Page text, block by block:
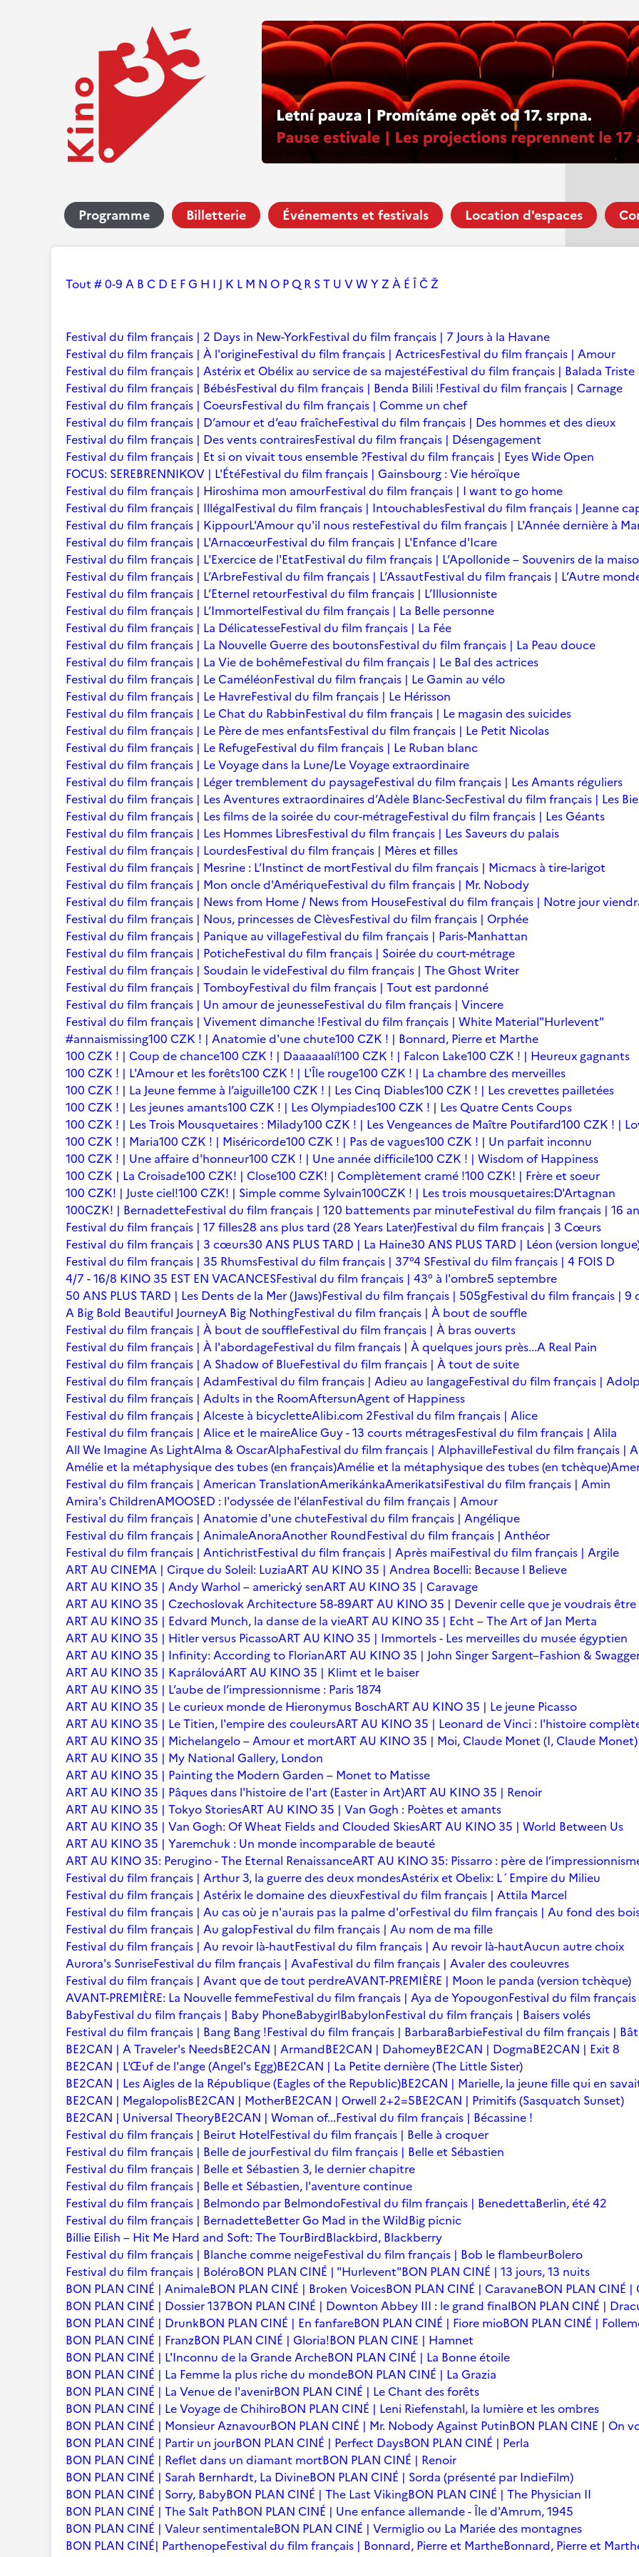
Programme Billetterie Événements et festivals Location d'espaces
Tout # 0-9 A B C D E FG H I J K L M N O PQ R ST U VW YZ À É ÎČŽ
Festival du film français | 2 Days in New-YorkFestival du film français | 7 Jours à la Havane
Festival du film français | À l'origineFestival du film français | ActricesFestival du film français | Amour
Festival du film français | Astérix et Obélix au service de sa majestéFestival du film français | Balada Triste
Festival du film français | BébésFestival du film français | Benda Bilili !Festival du film français | Carnage
Festival du film français | CoeursFestival du film français | Comme un chef
Festival du film français | D’amour et d’eau fraîcheFestival du film français | Des hommes et des dieux
Festival du film français | Des vents contrairesFestival du film français | Désengagement
Festival du film français | Et si on vivait tous ensemble ?Festival du film français | Eyes Wide Open
FOCUS: SEREBRENNIKOV | L'ÉtéFestival du film français | Gainsbourg : Vie héroïque
Festival du film français | Hiroshima mon amourFestival du film français | I want to go home
Festival du film français | IllégalFestival du film français | IntouchablesFestival du film français | Jeanne
Festival du film français | KippourL'Amour qu'il nous resteFestival du film français | L'Année dernière à
Festival du film français | L'ArnacœurFestival du film français | L'Enfance d'Icare
Festival du film français | L'Exercice de l'EtatFestival du film français | L’Apollonide – Souvenirs de la
Festival du film français | L’ArbreFestival du film français | L’AssautFestival du film français | L’Autre
Festival du film français | L’Eternel retourFestival du film français | L’Illusionniste
Festival du film français | L’ImmortelFestival du film français | La Belle personne
Festival du film français | La DélicatesseFestival du film français | La Fée
Festival du film français | La Nouvelle Guerre des boutonsFestival du film français | La Peau douce
Festival du film français | La Vie de bohêmeFestival du film français | Le Bal des actrices
Festival du film français | Le CaméléonFestival du film français | Le Gamin au vélo
Festival du film français | Le HavreFestival du film français | Le Hérisson
Festival du film français | Le Chat du RabbinFestival du film français | Le magasin des suicides
Festival du film français | Le Père de mes enfantsFestival du film français | Le Petit Nicolas
Festival du film français | Le RefugeFestival du film français | Le Ruban blanc
Festival du film français | Le Voyage dans la Lune/Le Voyage extraordinaire
Festival du film français | Léger tremblement du paysageFestival du film français | Les Amants réguliers
Festival du film français | Les Aventures extraordinaires d’Adèle Blanc-SecFestival du film français | Les
Festival du film français | Les films de la soirée du cour-métrageFestival du film français | Les Géants
Festival du film français | Les Hommes LibresFestival du film français | Les Saveurs du palais
Festival du film français | LourdesFestival du film français | Mères et filles
Festival du film français | Mesrine : L’Instinct de mortFestival du film français | Micmacs à tire-larigot
Festival du film français | Mon oncle d'AmériqueFestival du film français | Mr. Nobody
Festival du film français | News from Home / News from HouseFestival du film français | Notre jour
Festival du film français | Nous, princesses de ClèvesFestival du film français | Orphée
Festival du film français | Panique au villageFestival du film français | Paris-Manhattan
Festival du film français | PoticheFestival du film français | Soirée du court-métrage
Festival du film français | Soudain le videFestival du film français | The Ghost Writer
Festival du film français | TomboyFestival du film français | Tout est pardonné
Festival du film français | Un amour de jeunesseFestival du film français | Vincere
Festival du film français | Vivement dimanche !Festival du film français | White Material"Hurlevent"
#annaismissing100 CZK ! | Anatomie d'une chute100 CZK ! | Bonnard, Pierre et Marthe
100 CZK ! | Coup de chance100 CZK ! | Daaaaaalí!100 CZK ! | Falcon Lake100 CZK ! | Heureux gagnants
100 CZK ! | L'Amour et les forêts100 CZK ! | L'Île rouge100 CZK ! | La chambre des merveilles
100 CZK ! | La Jeune femme à l’aiguille100 CZK ! | Les Cinq Diables100 CZK ! | Les crevettes pailletées
100 CZK ! | Les jeunes amants100 CZK ! | Les Olympiades100 CZK ! | Les Quatre Cents Coups
100 CZK ! | Les Trois Mousquetaires : Milady100 CZK ! | Les Vengeances de Maître Poutifard100 CZK ! |
100 CZK ! | Maria100 CZK ! | Miséricorde100 CZK ! | Pas de vagues100 CZK ! | Un parfait inconnu
100 CZK ! | Une affaire d'honneur100 CZK ! | Une année difficile100 CZK ! | Wisdom of Happiness
100 CZK | La Croisade100 CZK! | Close100 CZK! | Complètement cramé !100 CZK! | Frère et soeur
100 CZK! | Juste ciel!100 CZK! | Simple comme Sylvain100CZK ! | Les trois mousquetaires:D'Artagnan
100CZK! | BernadetteFestival du film français | 120 battements par minuteFestival du film français | 16
Festival du film français | 17 filles28 ans plus tard (28 Years Later)Festival du film français | 3 Cœurs
Festival du film français | 3 cœurs30 ANS PLUS TARD | La Haine30 ANS PLUS TARD | Léon (version
Festival du film français | 35 RhumsFestival du film français | 37°4 SFestival du film français | 4 FOIS D
4/7 - 16/8 KINO 35 EST EN VACANCESFestival du film français | 43° à l'ombre5 septembre
50 ANS PLUS TARD | Les Dents de la Mer (Jaws)Festival du film français | 505gFestival du film français | 9
A Big Bold Beautiful JourneyA Big NothingFestival du film français | À bout de souffle
Festival du film français | À bout de souffleFestival du film français | À bras ouverts
Festival du film français | À l'abordageFestival du film français | À quelques jours près...A Real Pain
Festival du film français | A Shadow of BlueFestival du film français | À tout de suite
Festival du film français | AdamFestival du film français | Adieu au langageFestival du film français |
Festival du film français | Adults in the RoomAftersunAgent of Happiness
Festival du film français | Alceste à bicycletteAlibi.com 2Festival du film français | Alice
Festival du film français | Alice et le maireAlice Guy - 13 courts métragesFestival du film français | Alila
All We Imagine As LightAlma & OscarAlphaFestival du film français | AlphavilleFestival du film français |
Amélie et la métaphysique des tubes (en français)Amélie et la métaphysique des tubes (en tchèque)
Festival du film français | American TranslationAmerikánkaAmerikatsiFestival du film français | Amin
Amira's ChildrenAMOOSED : l'odyssée de l'élanFestival du film français | Amour
Festival du film français | Anatomie d'une chuteFestival du film français | Angélique
Festival du film français | AnimaleAnoraAnother RoundFestival du film français | Anthéor
Festival du film français | AntichristFestival du film français | Après maiFestival du film français | Argile
ART AU CINEMA | Cirque du Soleil: LuziaART AU KINO 35 | Andrea Bocelli: Because I Believe
ART AU KINO 35 | Andy Warhol – americký senART AU KINO 35 | Caravage
ART AU KINO 35 | Czechoslovak Architecture 58-89ART AU KINO 35 | Devenir celle que je voudrais être
ART AU KINO 35 | Edvard Munch, la danse de la vieART AU KINO 35 | Echt – The Art of Jan Merta
ART AU KINO 35 | Hitler versus PicassoART AU KINO 35 | Immortels - Les merveilles du musée égyptien
ART AU KINO 35 | Infinity: According to FlorianART AU KINO 35 | John Singer Sargent–Fashion &
ART AU KINO 35 | KaprálováART AU KINO 35 | Klimt et le baiser
ART AU KINO 35 | L’aube de l’impressionnisme : Paris 1874
ART AU KINO 35 | Le curieux monde de Hieronymus BoschART AU KINO 35 | Le jeune Picasso
ART AU KINO 35 | Le Titien, l'empire des couleursART AU KINO 35 | Leonard de Vinci : l'histoire
ART AU KINO 35 | Michelangelo – Amour et mortART AU KINO 35 | Moi, Claude Monet (I, Claude Monet)
ART AU KINO 35 | My National Gallery, London
ART AU KINO 35 | Painting the Modern Garden – Monet to Matisse
ART AU KINO 35 | Pâques dans l'histoire de l'art (Easter in Art)ART AU KINO 35 | Renoir
ART AU KINO 35 | Tokyo StoriesART AU KINO 35 | Van Gogh : Poètes et amants
ART AU KINO 35 | Van Gogh: Of Wheat Fields and Clouded SkiesART AU KINO 35 | World Between Us
ART AU KINO 35 | Yaremchuk : Un monde incomparable de beauté
ART AU KINO 35: Perugino - The Eternal RenaissanceART AU KINO 35: Pissarro : père de
Festival du film français | Arthur 3, la guerre des deux mondesAstérix et Obelix: L´Empire du Milieu
Festival du film français | Astérix le domaine des dieuxFestival du film français | Attila Marcel
Festival du film français | Au cas où je n'aurais pas la palme d'orFestival du film français | Au fond des
Festival du film français | Au galopFestival du film français | Au nom de ma fille
Festival du film français | Au revoir là-hautFestival du film français | Au revoir là-hautAucun autre choix
Aurora's SunriseFestival du film français | AvaFestival du film français | Avaler des couleuvres
Festival du film français | Avant que de tout perdreAVANT-PREMIÈRE | Moon le panda (version tchèque)
AVANT-PREMIÈRE: La Nouvelle femmeFestival du film français | Aya de YopougonFestival du film français
BabyFestival du film français | Baby PhoneBabygirlBabylonFestival du film français | Baisers volés
Festival du film français | Bang Bang !Festival du film français | BarbaraBarbieFestival du film français |
BE2CAN | A Traveler's NeedsBE2CAN | ArmandBE2CAN | DahomeyBE2CAN | DogmaBE2CAN | Exit 8
BE2CAN | L'Œuf de l'ange (Angel's Egg)BE2CAN | La Petite dernière (The Little Sister)
BE2CAN | Les Aigles de la République (Eagles of the Republic)BE2CAN | Marielle, la jeune fille qui en
BE2CAN | MegalopolisBE2CAN | MotherBE2CAN | Orwell 2+2=5BE2CAN | Primitifs (Sasquatch Sunset)
BE2CAN | Universal TheoryBE2CAN | Woman of...Festival du film français | Bécassine !
Festival du film français | Beirut HotelFestival du film français | Belle à croquer
Festival du film français | Belle de jourFestival du film français | Belle et Sébastien
Festival du film français | Belle et Sébastien 3, le dernier chapitre
Festival du film français | Belle et Sébastien, l'aventure continue
Festival du film français | Belmondo par BelmondoFestival du film français | BenedettaBerlin, été 42
Festival du film français | BernadetteBetter Go Mad in the WildBig picnic
Billie Eilish – Hit Me Hard and Soft: The TourBirdBlackbird, Blackberry
Festival du film français | Blanche comme neigeFestival du film français | Bob le flambeurBolero
Festival du film français | BoléroBON PLAN CINÉ | "Hurlevent"BON PLAN CINÉ | 13 jours, 13 nuits
BON PLAN CINÉ | AnimaleBON PLAN CINÉ | Broken VoicesBON PLAN CINÉ | CaravaneBON PLAN CINÉ
BON PLAN CINÉ | Dossier 137BON PLAN CINÉ | Downton Abbey III : le grand finalBON PLAN CINÉ |
BON PLAN CINÉ | DrunkBON PLAN CINÉ | En fanfareBON PLAN CINÉ | Fiore mioBON PLAN CINÉ |
BON PLAN CINÉ | FranzBON PLAN CINÉ | Gloria!BON PLAN CINE | Hamnet
BON PLAN CINÉ | L'Inconnu de la Grande ArcheBON PLAN CINÉ | La Bonne étoile
BON PLAN CINÉ | La Femme la plus riche du mondeBON PLAN CINÉ | La Grazia
BON PLAN CINÉ | La Venue de l'avenirBON PLAN CINÉ | Le Chant des forêts
BON PLAN CINÉ | Le Voyage de ChihiroBON PLAN CINÉ | Leni Riefenstahl, la lumière et les ombres
BON PLAN CINÉ | Monsieur AznavourBON PLAN CINÉ | Mr. Nobody Against PutinBON PLAN CINE | On
BON PLAN CINÉ | Partir un jourBON PLAN CINÉ | Perfect DaysBON PLAN CINÉ | Perla
BON PLAN CINÉ | Reflet dans un diamant mortBON PLAN CINÉ | Renoir
BON PLAN CINÉ | Sarah Bernhardt, La DivineBON PLAN CINÉ | Sorda (présenté par IndieFilm)
BON PLAN CINÉ | Sorry, BabyBON PLAN CINÉ | The Last VikingBON PLAN CINÉ | The Physician II
BON PLAN CINÉ | The Salt PathBON PLAN CINÉ | Une enfance allemande - Île d'Amrum, 1945
BON PLAN CINÉ | Valeur sentimentaleBON PLAN CINÉ | Vermiglio ou La Mariée des montagnes
BON PLAN CINÉ| ParthenopeFestival du film français | Bonnard, Pierre et MartheBonnard, Pierre et